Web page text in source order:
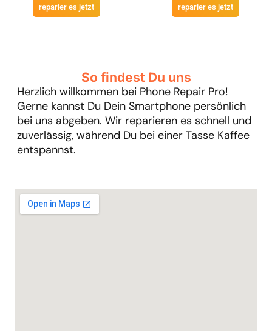
reparier es jetzt reparier es jetzt
So findest Du uns
Herzlich willkommen bei Phone Repair Pro!
Gerne kannst Du Dein Smartphone persönlich
bei uns abgeben. Wir reparieren es schnell und
zuverlässig, während Du bei einer Tasse Kaffee
entspannst.